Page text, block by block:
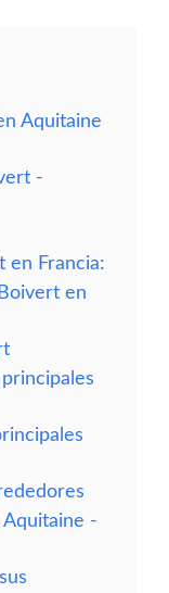
Aquitaine
-
en Francia:
en
-